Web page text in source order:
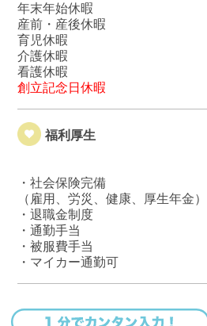
年末年始休暇
産前・産後休暇
育児休暇
介護休暇
看護休暇
創立記念日休暇
福利厚生
・社会保険完備
（雇用、労災、健康、厚生年金）
・退職金制度
・通勤手当
・被服費手当
・マイカー通勤可